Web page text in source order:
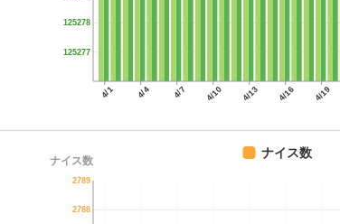
4/1 4/4 4/7 4/10 4/13 4/16 4/19
125277
125278
2788
2789
ナイス数
ナイス数